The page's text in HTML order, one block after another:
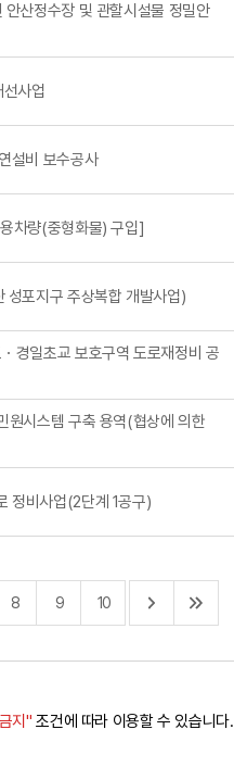
산정수장 및 관할시설물 정밀안
사업
설비 보수공사
차량(중형화물) 구입]
성포지구 주상복합 개발사업)
경일초교 보호구역 도로재정비 공
원시스템 구축 용역(협상에 의한
정비사업(2단계 1공구)
8 9 10
기 가
지" 조건에 따라 이용할 수 있습니다.